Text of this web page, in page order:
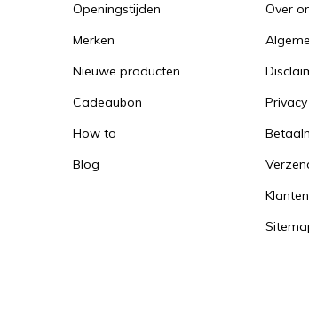
Openingstijden
Merken
Nieuwe producten
Cadeaubon
How to
Blog
Over